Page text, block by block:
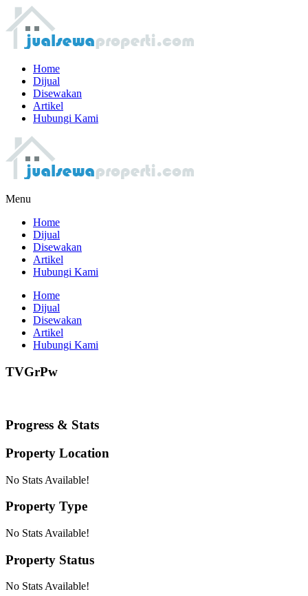
Home
Dijual
Disewakan
Artikel
Hubungi Kami
Menu
Home
Dijual
Disewakan
Artikel
Hubungi Kami
Home
Dijual
Disewakan
Artikel
Hubungi Kami
TVGrPw
Progress & Stats
Property Location
No Stats Available!
Property Type
No Stats Available!
Property Status
No Stats Available!